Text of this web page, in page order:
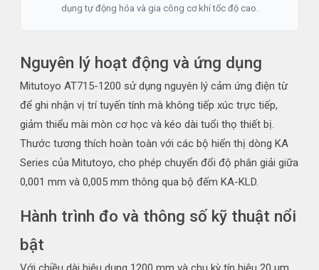
dụng tự động hóa và gia công cơ khí tốc độ cao.
Nguyên lý hoạt động và ứng dụng
Mitutoyo AT715-1200 sử dụng nguyên lý cảm ứng điện từ
để ghi nhận vị trí tuyến tính mà không tiếp xúc trực tiếp,
giảm thiểu mài mòn cơ học và kéo dài tuổi thọ thiết bị.
Thước tương thích hoàn toàn với các bộ hiển thị dòng KA
Series của Mitutoyo, cho phép chuyển đổi độ phân giải giữa
0,001 mm và 0,005 mm thông qua bộ đếm KA-KLD.
Hành trình đo và thông số kỹ thuật nổi
bật